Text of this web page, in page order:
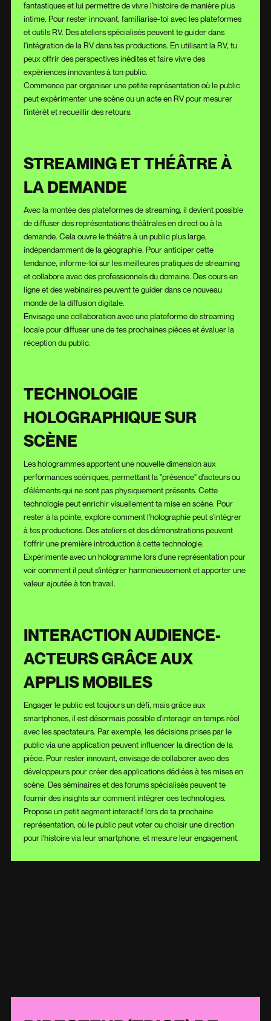
fantastiques et lui permettre de vivre l'histoire de manière plus
intime. Pour rester innovant, familiarise-toi avec les plateformes
et outils RV. Des ateliers spécialisés peuvent te guider dans
l'intégration de la RV dans tes productions. En utilisant la RV, tu
peux offrir des perspectives inédites et faire vivre des
expériences innovantes à ton public.
Commence par organiser une petite représentation où le public
peut expérimenter une scène ou un acte en RV pour mesurer
l'intérêt et recueillir des retours.
STREAMING ET THÉÂTRE À
LA DEMANDE
Avec la montée des plateformes de streaming, il devient possible
de diffuser des représentations théâtrales en direct ou à la
demande. Cela ouvre le théâtre à un public plus large,
indépendamment de la géographie. Pour anticiper cette
tendance, informe-toi sur les meilleures pratiques de streaming
et collabore avec des professionnels du domaine. Des cours en
ligne et des webinaires peuvent te guider dans ce nouveau
monde de la diffusion digitale.
Envisage une collaboration avec une plateforme de streaming
locale pour diffuser une de tes prochaines pièces et évaluer la
réception du public.
TECHNOLOGIE
HOLOGRAPHIQUE SUR
SCÈNE
Les hologrammes apportent une nouvelle dimension aux
performances scéniques, permettant la "présence" d'acteurs ou
d'éléments qui ne sont pas physiquement présents. Cette
technologie peut enrichir visuellement ta mise en scène. Pour
rester à la pointe, explore comment l'holographie peut s'intégrer
à tes productions. Des ateliers et des démonstrations peuvent
t'offrir une première introduction à cette technologie.
Expérimente avec un hologramme lors d'une représentation pour
voir comment il peut s'intégrer harmonieusement et apporter une
valeur ajoutée à ton travail.
INTERACTION AUDIENCE-
ACTEURS GRÂCE AUX
APPLIS MOBILES
Engager le public est toujours un défi, mais grâce aux
smartphones, il est désormais possible d'interagir en temps réel
avec les spectateurs. Par exemple, les décisions prises par le
public via une application peuvent influencer la direction de la
pièce. Pour rester innovant, envisage de collaborer avec des
développeurs pour créer des applications dédiées à tes mises en
scène. Des séminaires et des forums spécialisés peuvent te
fournir des insights sur comment intégrer ces technologies.
Propose un petit segment interactif lors de ta prochaine
représentation, où le public peut voter ou choisir une direction
pour l'histoire via leur smartphone, et mesure leur engagement.